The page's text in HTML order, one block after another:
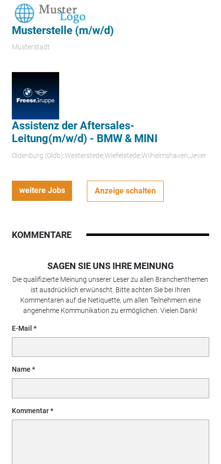
Musterstelle (m/w/d)
Musterstadt
Assistenz der Aftersales-
Leitung(m/w/d) - BMW & MINI
Oldenburg (Oldb);Westerstede;Wiefelstede;Wilhelmshaven;Jever
weitere Jobs Anzeige schalten
KOMMENTARE
SAGEN SIE UNS IHRE MEINUNG
Die qualifizierte Meinung unserer Leser zu allen Branchenthemen
ist ausdrücklich erwünscht. Bitte achten Sie bei Ihren
Kommentaren auf die Netiquette, um allen Teilnehmern eine
angenehme Kommunikation zu ermöglichen. Vielen Dank!
E-Mail
Name
Kommentar